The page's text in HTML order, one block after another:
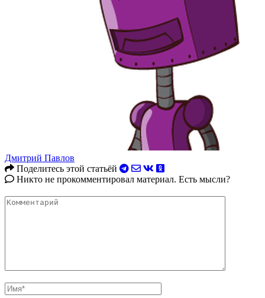
Дмитрий Павлов
Поделитесь этой статьёй
Никто не прокомментировал материал. Есть мысли?